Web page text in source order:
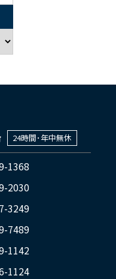
24時間･年中無休
1368
2030
3249
7489
1142
1124